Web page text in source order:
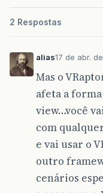
2 Respostas
alias17 de abr.
Mas o
afeta a
view…você
com
e vai usar o
outro
cenários